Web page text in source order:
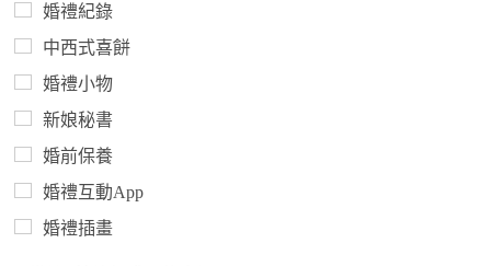
婚禮紀錄
中西式喜餅
婚禮小物
新娘秘書
婚前保養
婚禮互動App
婚禮插畫